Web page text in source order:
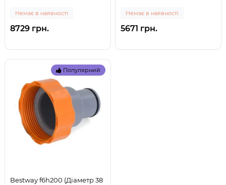
Немає в наявності
8729 грн.
Немає в наявності
5671 грн.
Популярний
Bestway f6h200 (Діаметр 38